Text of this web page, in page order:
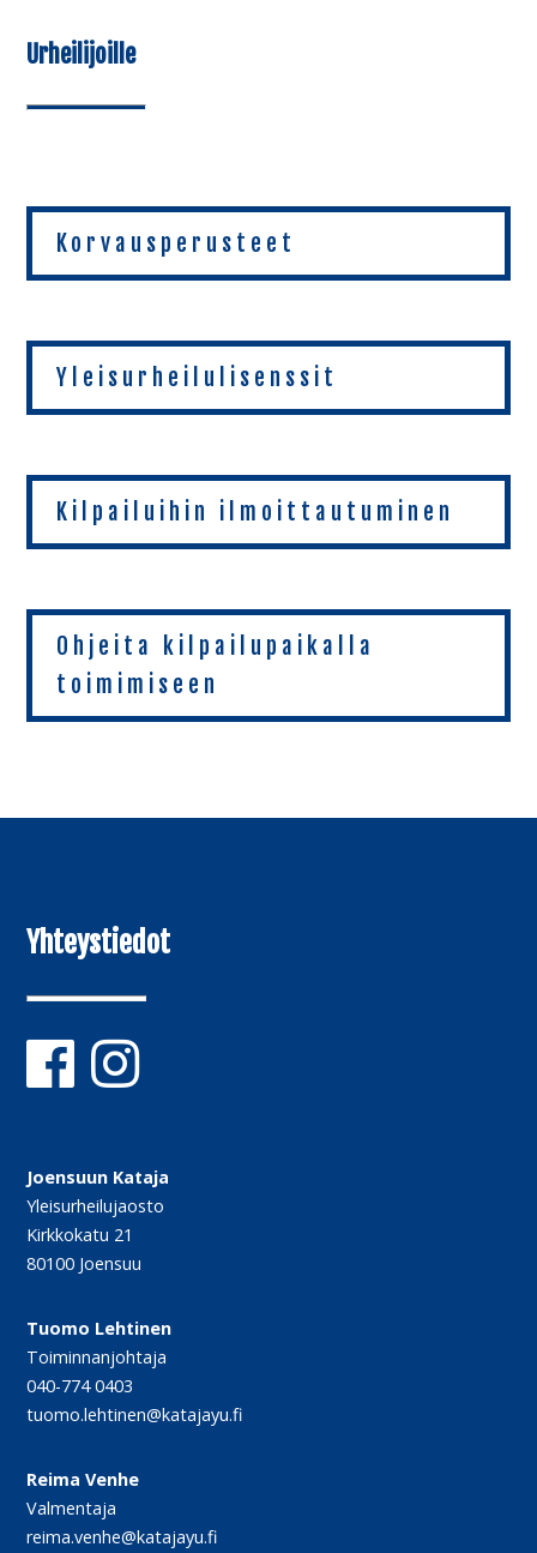
Urheilijoille
Korvausperusteet
Yleisurheilulisenssit
Kilpailuihin ilmoittautuminen
Ohjeita kilpailupaikalla
toimimiseen
Yhteystiedot
Joensuun Kataja
Yleisurheilujaosto
Kirkkokatu 21
80100 Joensuu
Tuomo Lehtinen
Toiminnanjohtaja
040-774 0403
tuomo.lehtinen@katajayu.fi
Reima Venhe
Valmentaja
reima.venhe@katajayu.fi